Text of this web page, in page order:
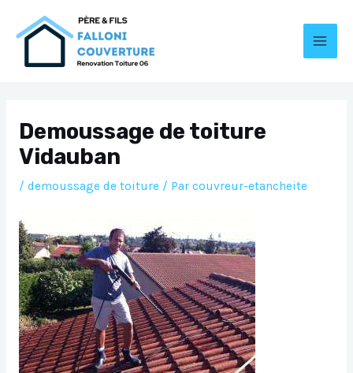
Demoussage de toiture
Vidauban
/ demoussage de toiture/ Par couvreur-etancheite